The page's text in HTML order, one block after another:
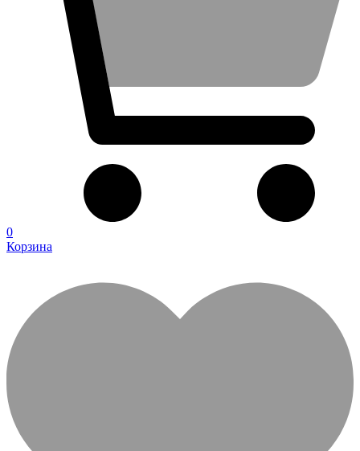
0
Корзина